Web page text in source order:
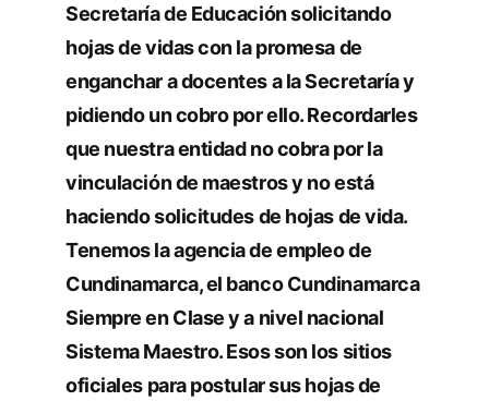
Secretaría de Educación solicitando
hojas de vidas con la promesa de
enganchar a docentes a la Secretaría y
pidiendo un cobro por ello. Recordarles
que nuestra entidad no cobra por la
vinculación de maestros y no está
haciendo solicitudes de hojas de vida.
Tenemos la agencia de empleo de
Cundinamarca, el banco Cundinamarca
Siempre en Clase y a nivel nacional
Sistema Maestro. Esos son los sitios
oficiales para postular sus hojas de